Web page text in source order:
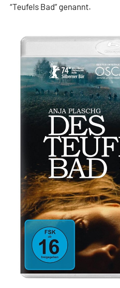
“Teufels Bad” genannt.